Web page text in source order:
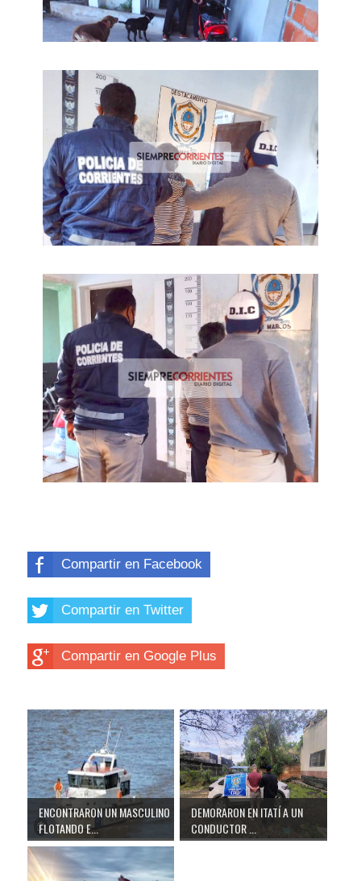
Compartir en Facebook
Compartir en Twitter
Compartir en Google Plus
ENCONTRARON UN MASCULINO
FLOTANDO E...
DEMORARON EN ITATÍ A UN
CONDUCTOR ...